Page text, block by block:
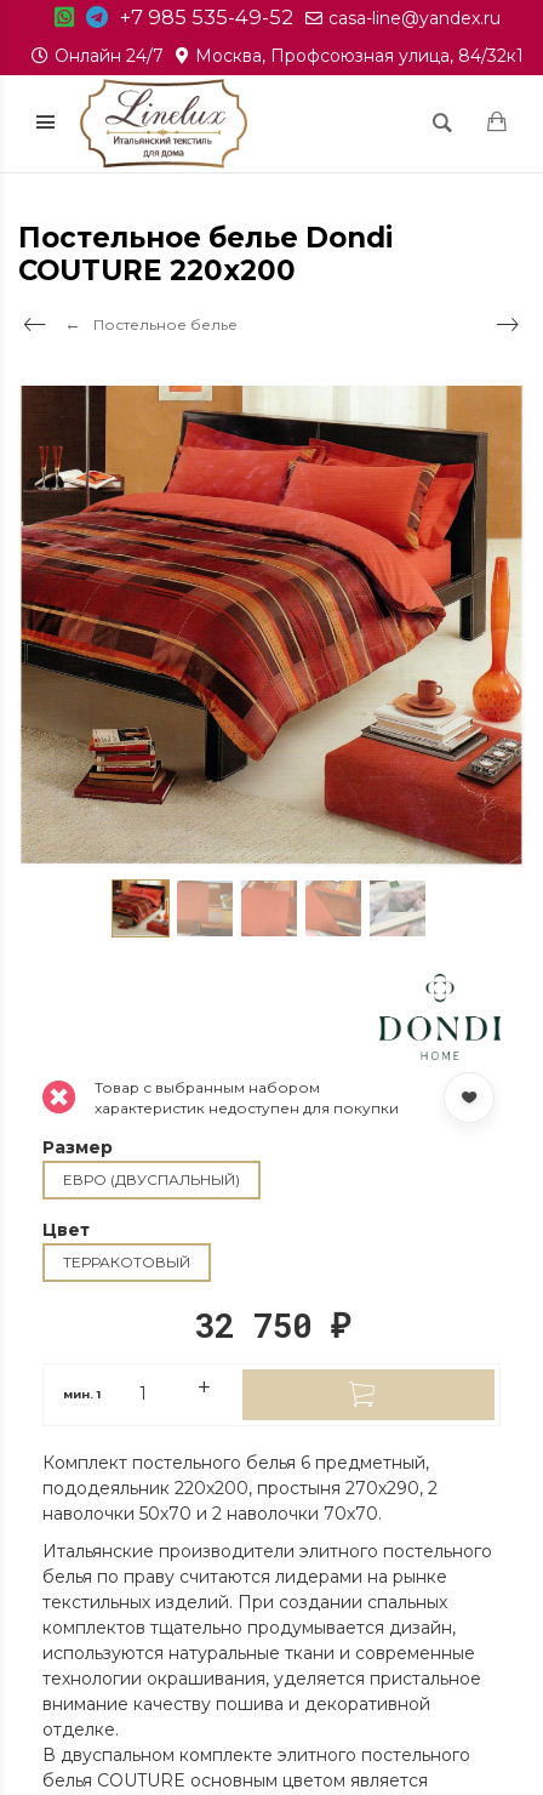
+7 985 535-49-52
casa-line@yandex.ru
Онлайн 24/7
Москва, Профсоюзная улица, 84/32к1
Постельное белье Dondi
COUTURE 220x200
Постельное белье
Товар с выбранным набором
характеристик недоступен для покупки
Размер
ЕВРО (ДВУСПАЛЬНЫЙ)
Цвет
ТЕРРАКОТОВЫЙ
32 750 ₽
мин.1
Комплект постельного белья 6 предметный,
пододеяльник 220х200, простыня 270х290, 2
наволочки 50х70 и 2 наволочки 70х70.
Итальянские производители элитного постельного
белья по праву считаются лидерами на рынке
текстильных изделий. При создании спальных
комплектов тщательно продумывается дизайн,
используются натуральные ткани и современные
технологии окрашивания, уделяется пристальное
внимание качеству пошива и декоративной
отделке.
В двуспальном комплекте элитного постельного
белья COUTURE основным цветом является